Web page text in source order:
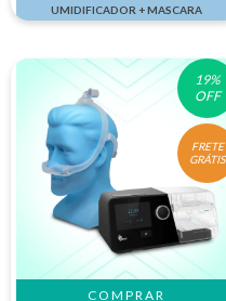
UMIDIFICADOR + MASCARA
19%
OFF
FRETE
GRÁTIS